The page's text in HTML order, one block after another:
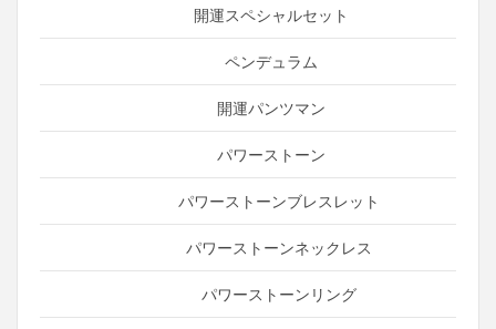
開運スペシャルセット
ペンデュラム
開運パンツマン
パワーストーン
パワーストーンブレスレット
パワーストーンネックレス
パワーストーンリング